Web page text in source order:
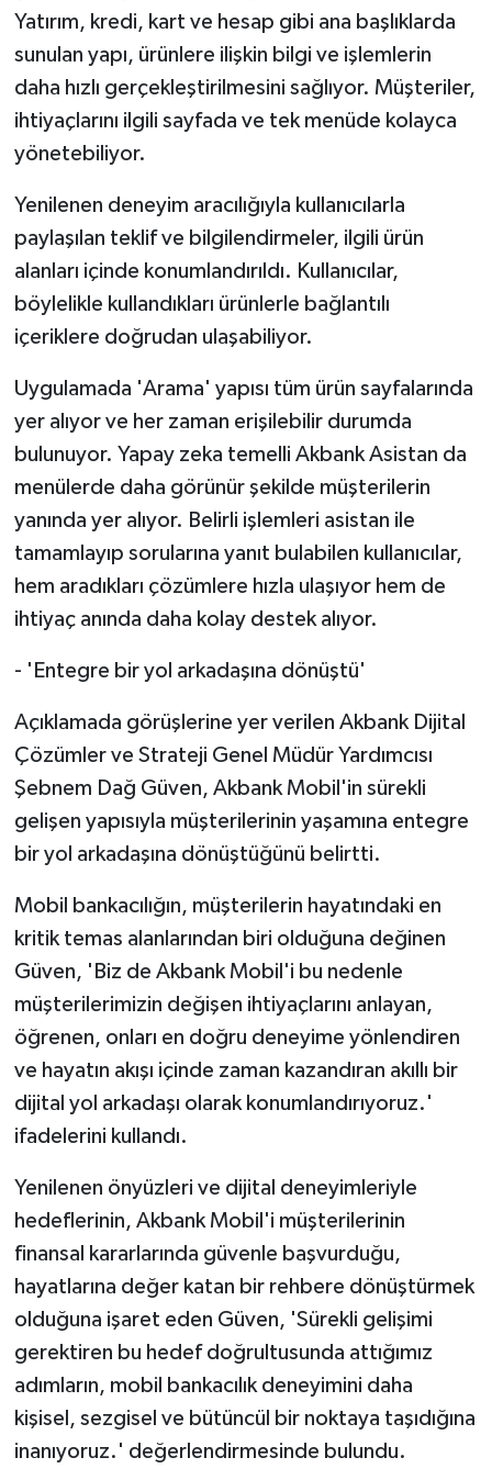
Yatırım, kredi, kart ve hesap gibi ana başlıklarda
sunulan yapı, ürünlere ilişkin bilgi ve işlemlerin
daha hızlı gerçekleştirilmesini sağlıyor. Müşteriler,
ihtiyaçlarını ilgili sayfada ve tek menüde kolayca
yönetebiliyor.
Yenilenen deneyim aracılığıyla kullanıcılarla
paylaşılan teklif ve bilgilendirmeler, ilgili ürün
alanları içinde konumlandırıldı. Kullanıcılar,
böylelikle kullandıkları ürünlerle bağlantılı
içeriklere doğrudan ulaşabiliyor.
Uygulamada 'Arama' yapısı tüm ürün sayfalarında
yer alıyor ve her zaman erişilebilir durumda
bulunuyor. Yapay zeka temelli Akbank Asistan da
menülerde daha görünür şekilde müşterilerin
yanında yer alıyor. Belirli işlemleri asistan ile
tamamlayıp sorularına yanıt bulabilen kullanıcılar,
hem aradıkları çözümlere hızla ulaşıyor hem de
ihtiyaç anında daha kolay destek alıyor.
- 'Entegre bir yol arkadaşına dönüştü'
Açıklamada görüşlerine yer verilen Akbank Dijital
Çözümler ve Strateji Genel Müdür Yardımcısı
Şebnem Dağ Güven, Akbank Mobil'in sürekli
gelişen yapısıyla müşterilerinin yaşamına entegre
bir yol arkadaşına dönüştüğünü belirtti.
Mobil bankacılığın, müşterilerin hayatındaki en
kritik temas alanlarından biri olduğuna değinen
Güven, 'Biz de Akbank Mobil'i bu nedenle
müşterilerimizin değişen ihtiyaçlarını anlayan,
öğrenen, onları en doğru deneyime yönlendiren
ve hayatın akışı içinde zaman kazandıran akıllı bir
dijital yol arkadaşı olarak konumlandırıyoruz.'
ifadelerini kullandı.
Yenilenen önyüzleri ve dijital deneyimleriyle
hedeflerinin, Akbank Mobil'i müşterilerinin
finansal kararlarında güvenle başvurduğu,
hayatlarına değer katan bir rehbere dönüştürmek
olduğuna işaret eden Güven, 'Sürekli gelişimi
gerektiren bu hedef doğrultusunda attığımız
adımların, mobil bankacılık deneyimini daha
kişisel, sezgisel ve bütüncül bir noktaya taşıdığına
inanıyoruz.' değerlendirmesinde bulundu.